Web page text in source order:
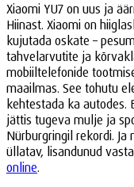
Xiaomi YU7 on uus ja
Hiinast. Xiaomi on
kujutada oskate –
tahvelarvutite ja
mobiiltelefonide
maailmas. See tohutu
kehtestada ka autodes.
jättis tugeva mulje ja
Nürburgringil rekordi.
üllatav, lisandunud
online.